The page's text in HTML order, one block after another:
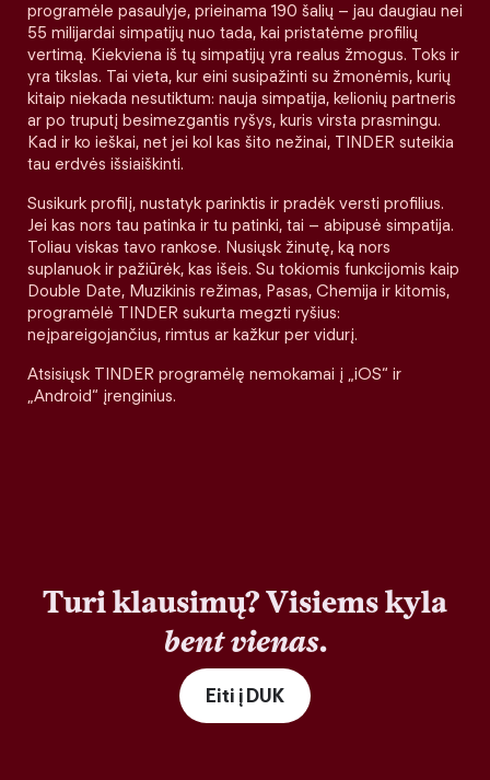
programėle pasaulyje, prieinama 190 šalių – jau daugiau nei
55 milijardai simpatijų nuo tada, kai pristatėme profilių
vertimą. Kiekviena iš tų simpatijų yra realus žmogus. Toks ir
yra tikslas. Tai vieta, kur eini susipažinti su žmonėmis, kurių
kitaip niekada nesutiktum: nauja simpatija, kelionių partneris
ar po truputį besimezgantis ryšys, kuris virsta prasmingu.
Kad ir ko ieškai, net jei kol kas šito nežinai, TINDER suteikia
tau erdvės išsiaiškinti.
Susikurk profilį, nustatyk parinktis ir pradėk versti profilius.
Jei kas nors tau patinka ir tu patinki, tai – abipusė simpatija.
Toliau viskas tavo rankose. Nusiųsk žinutę, ką nors
suplanuok ir pažiūrėk, kas išeis. Su tokiomis funkcijomis kaip
Double Date, Muzikinis režimas, Pasas, Chemija ir kitomis,
programėlė TINDER sukurta megzti ryšius:
neįpareigojančius, rimtus ar kažkur per vidurį.
Atsisiųsk TINDER programėlę nemokamai į „iOS“ ir
„Android“ įrenginius.
Turi klausimų? Visiems kyla
bent vienas.
Eiti į DUK